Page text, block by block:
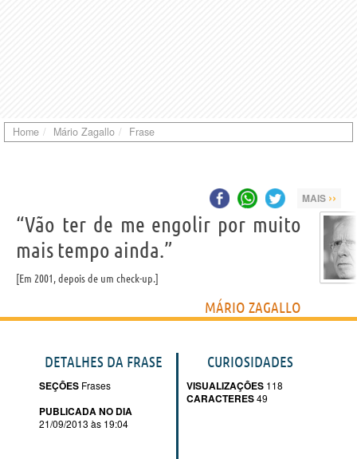
Home Mário Zagallo Frase
MAIS ››
“Vão ter de me engolir por muito
mais tempo ainda.”
Em 2001, depois de um check-up.
MÁRIO ZAGALLO
DETALHES DA FRASE
SEÇÕES Frases
PUBLICADA NO DIA
21/09/2013 às 19:04
CURIOSIDADES
VISUALIZAÇÕES 118
CARACTERES49